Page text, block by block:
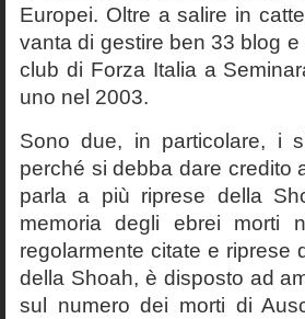
Europei. Oltre a salire in
vanta di gestire ben 33 blog
club di Forza Italia a
uno nel 2003.
Sono due, in particolare, i
perché si debba dare credito
parla a più riprese della
memoria degli ebrei morti
regolarmente citate e riprese
della Shoah, è disposto ad
sul numero dei morti di